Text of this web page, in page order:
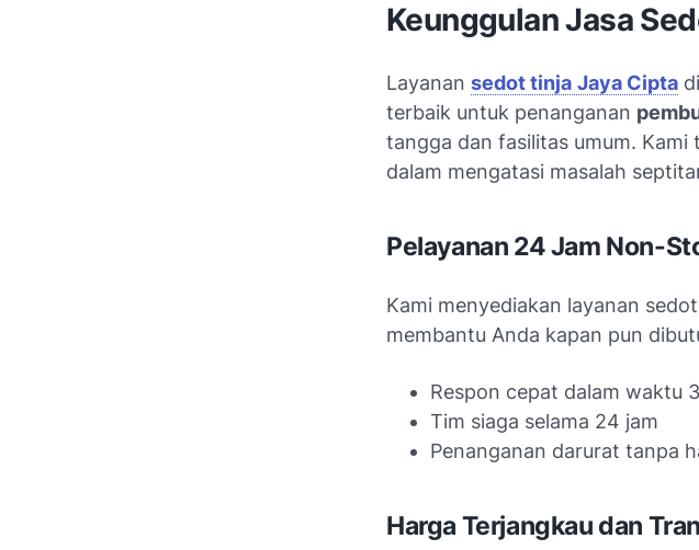
Keunggulan Jasa
Layanan sedot tinja Jaya Cipta
terbaik untuk penanganan
tangga dan fasilitas umum.
dalam mengatasi masalah
Pelayanan 24 Jam Non-
Kami menyediakan layanan
membantu Anda kapan pun
Respon cepat dalam waktu
Tim siaga selama 24 jam
Penanganan darurat tanpa
Harga Terjangkau dan